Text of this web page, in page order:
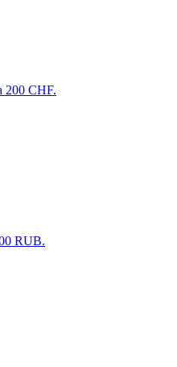
200 CHF.
RUB.